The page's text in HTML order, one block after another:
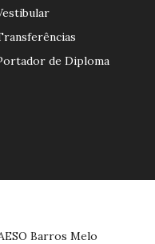
de Diploma
Barros Melo